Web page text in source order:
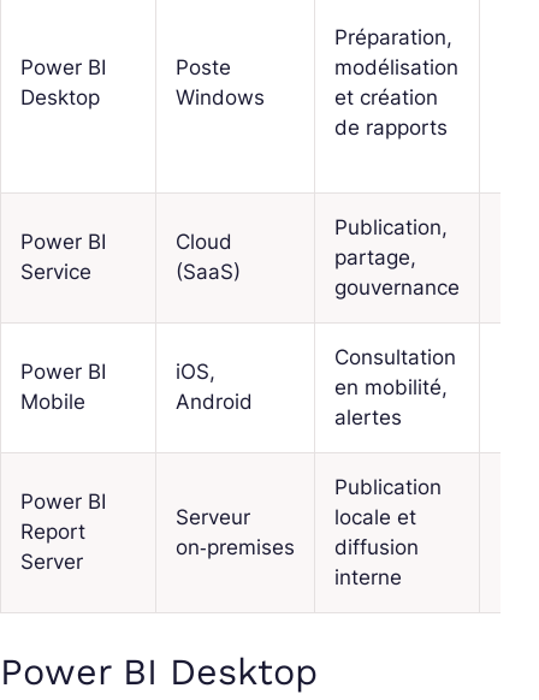
Power BI
Desktop
Poste
Windows
Préparation,
modélisation
et création
de rapports
Power BI
Service
Cloud
(SaaS)
Publication,
partage,
gouvernance
Power BI
Mobile
iOS,
Android
Consultation
en mobilité,
alertes
Power BI
Report
Server
Serveur
on‑premises
Publication
locale et
diffusion
interne
Power BI Desktop